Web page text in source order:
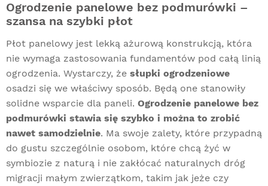
Ogrodzenie panelowe bez podmurówki –
szansa na szybki płot
Płot panelowy jest lekką ażurową konstrukcją, która
nie wymaga zastosowania fundamentów pod całą linią
ogrodzenia. Wystarczy, że słupki ogrodzeniowe
osadzi się we właściwy sposób. Będą one stanowiły
solidne wsparcie dla paneli. Ogrodzenie panelowe bez
podmurówki stawia się szybko i można to zrobić
nawet samodzielnie. Ma swoje zalety, które przypadną
do gustu szczególnie osobom, które chcą żyć w
symbiozie z naturą i nie zakłócać naturalnych dróg
migracji małym zwierzątkom, takim jak jeże czy